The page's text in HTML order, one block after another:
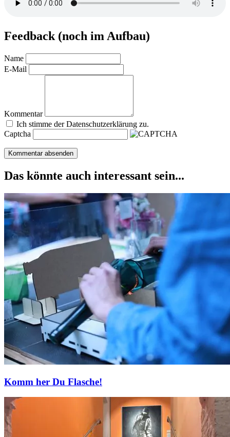
Feedback (noch im Aufbau)
Name
E-Mail
Kommentar
Ich stimme der Datenschutzerklärung zu.
Captcha
Das könnte auch interessant sein...
Komm her Du Flasche!